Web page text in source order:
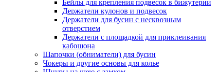
Бейлы для крепления подвесок в бижутерии
Держатели кулонов и подвесок
Держатели для бусин с несквозным
отверстием
Держатели с площадкой для приклеивания
кабошона
Шапочки (обниматели) для бусин
Чокеры и другие основы для колье